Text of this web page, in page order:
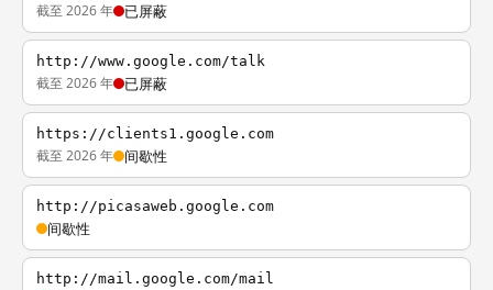
截至 2026 年 已屏蔽
http://www.google.com/talk
截至 2026 年 已屏蔽
https://clients1.google.com
截至 2026 年 间歇性
http://picasaweb.google.com
间歇性
http://mail.google.com/mail